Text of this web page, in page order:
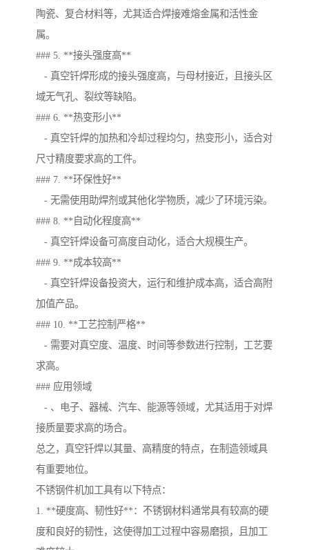
陶瓷、复合材料等，尤其适合焊接难熔金属和活性金
属。
### 5. **接头强度高**
- 真空钎焊形成的接头强度高，与母材接近，且接头区
域无气孔、裂纹等缺陷。
### 6. **热变形小**
- 真空钎焊的加热和冷却过程均匀，热变形小，适合对
尺寸精度要求高的工件。
### 7. **环保性好**
- 无需使用助焊剂或其他化学物质，减少了环境污染。
### 8. **自动化程度高**
- 真空钎焊设备可高度自动化，适合大规模生产。
### 9. **成本较高**
- 真空钎焊设备投资大，运行和维护成本高，适合高附
加值产品。
### 10. **工艺控制严格**
- 需要对真空度、温度、时间等参数进行控制，工艺要
求高。
### 应用领域
- 、电子、器械、汽车、能源等领域，尤其适用于对焊
接质量要求高的场合。
总之，真空钎焊以其量、高精度的特点，在制造领域具
有重要地位。
不锈钢件机加工具有以下特点：
1. **硬度高、韧性好**：不锈钢材料通常具有较高的硬
度和良好的韧性，这使得加工过程中容易磨损，且加工